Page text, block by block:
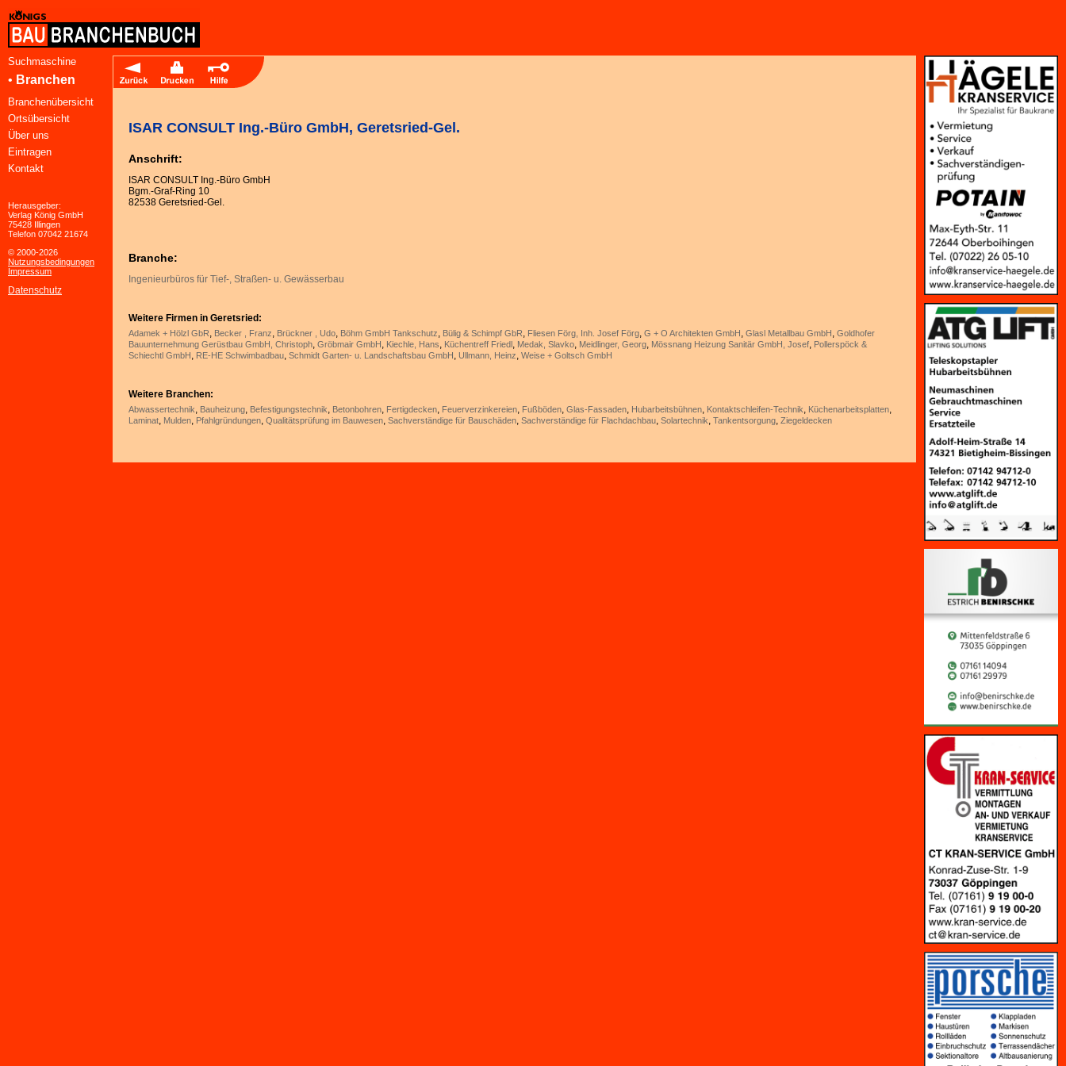
Suchmaschine
• Branchen
Branchenübersicht
Ortsübersicht
Über uns
Eintragen
Kontakt
Herausgeber:
Verlag König GmbH
75428 Illingen
Telefon 07042 21674
© 2000-2026
Nutzungsbedingungen
Impressum
Datenschutz
ISAR CONSULT Ing.-Büro GmbH, Geretsried-Gel.
Anschrift:
ISAR CONSULT Ing.-Büro GmbH
Bgm.-Graf-Ring 10
82538 Geretsried-Gel.
Branche:
Ingenieurbüros für Tief-, Straßen- u. Gewässerbau
Weitere Firmen in Geretsried:
Adamek + Hölzl GbR, Becker , Franz, Brückner , Udo, Böhm GmbH Tankschutz, Bülig & Schimpf GbR, Fliesen Förg, Inh. Josef Förg,G + O Architekten GmbH,Glasl Metallbau GmbH,Goldhofer
Bauunternehmung Gerüstbau GmbH, Christoph,Gröbmair GmbH, Kiechle, Hans, Küchentreff Friedl, Medak, Slavko, Meidlinger, Georg, Mössnang Heizung Sanitär GmbH, Josef, Pollerspöck &
Schiechtl GmbH, RE-HE Schwimbadbau,Schmidt Garten- u. Landschaftsbau GmbH,Ullmann, Heinz,Weise + Goltsch GmbH
Weitere Branchen:
Abwassertechnik, Bauheizung, Befestigungstechnik, Betonbohren, Fertigdecken, Feuerverzinkereien, Fußböden,Glas-Fassaden, Hubarbeitsbühnen, Kontaktschleifen-Technik, Küchenarbeitsplatten,
Laminat, Mulden, Pfahlgründungen,Qualitätsprüfung im Bauwesen,Sachverständige für Bauschäden,Sachverständige für Flachdachbau,Solartechnik,Tankentsorgung,Ziegeldecken